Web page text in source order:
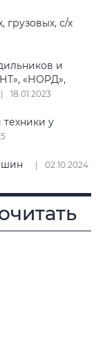
с/х
и
«НОРД»,
18.01.2023
у
02.10.2024